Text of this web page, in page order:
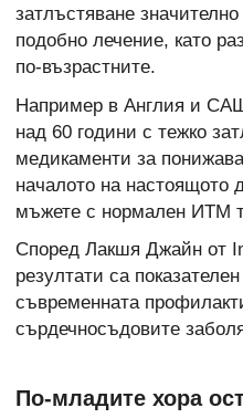
затлъстяване
подобно лечение, като
по-възрастните.
Например в Англия и
над 60 години с тежко
медикаменти за
началото на настоящото
мъжете с нормален ИТМ
Според Лакшя Джайн от
резултати са
съвременната
сърдечносъдовите
По-младите хора